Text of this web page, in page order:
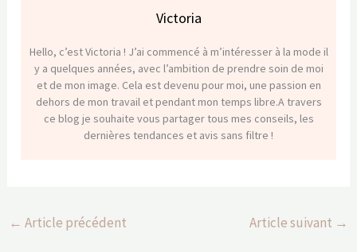
Victoria
Hello, c’est Victoria ! J’ai commencé à m’intéresser à la mode il
y a quelques années, avec l’ambition de prendre soin de moi
et de mon image. Cela est devenu pour moi, une passion en
dehors de mon travail et pendant mon temps libre.A travers
ce blog je souhaite vous partager tous mes conseils, les
dernières tendances et avis sans filtre !
← Article précédent Article suivant →